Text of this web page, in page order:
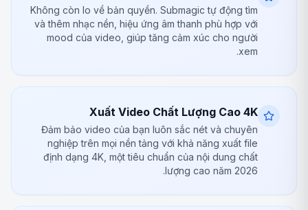
Không còn lo về bản quyền. Submagic tự động tìm
và thêm nhạc nền, hiệu ứng âm thanh phù hợp với
mood của video, giúp tăng cảm xúc cho người
xem.
Xuất Video Chất Lượng Cao 4K
Đảm bảo video của bạn luôn sắc nét và chuyên
nghiệp trên mọi nền tảng với khả năng xuất file
định dạng 4K, một tiêu chuẩn của nội dung chất
lượng cao năm 2026.